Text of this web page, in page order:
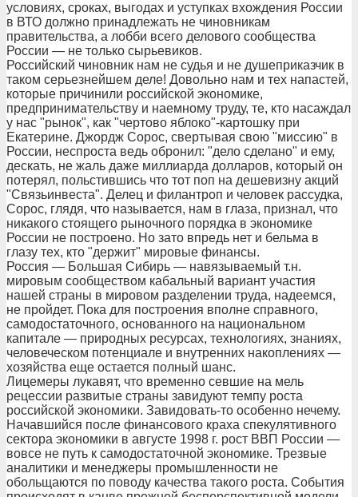
условиях, сроках, выгодах и уступках вхождения России
в ВТО должно принадлежать не чиновникам
правительства, а лобби всего делового сообщества
России — не только сырьевиков.
Российский чиновник нам не судья и не душеприказчик в
таком серьезнейшем деле! Довольно нам и тех напастей,
которые причинили российской экономике,
предпринимательству и наемному труду, те, кто насаждал
у нас "рынок", как "чертово яблоко"-картошку при
Екатерине. Джордж Сорос, свертывая свою "миссию" в
России, неспроста ведь обронил: "дело сделано" и ему,
дескать, не жаль даже миллиарда долларов, который он
потерял, польстившись что тот поп на дешевизну акций
"Связьинвеста". Делец и филантроп и человек рассудка,
Сорос, глядя, что называется, нам в глаза, признал, что
никакого стоящего рыночного порядка в экономике
России не построено. Но зато впредь нет и бельма в
глазу тех, кто "держит" мировые финансы.
Россия — Большая Сибирь — навязываемый т.н.
мировым сообществом кабальный вариант участия
нашей страны в мировом разделении труда, надеемся,
не пройдет. Пока для построения вполне справного,
самодостаточного, основанного на национальном
капитале — природных ресурсах, технологиях, знаниях,
человеческом потенциале и внутренних накоплениях —
хозяйства еще остается полный шанс.
Лицемеры лукавят, что временно севшие на мель
рецессии развитые страны завидуют темпу роста
российской экономики. Завидовать-то особенно нечему.
Начавшийся после финансового краха спекулятивного
сектора экономики в августе 1998 г. рост ВВП России —
вовсе не путь к самодостаточной экономике. Трезвые
аналитики и менеджеры промышленности не
обольщаются по поводу качества такого роста. События